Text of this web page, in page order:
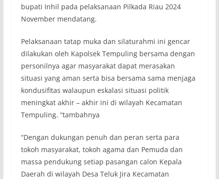
bupati Inhil pada pelaksanaan Pilkada Riau 2024
November mendatang.
Pelaksanaan tatap muka dan silaturahmi ini gencar
dilakukan oleh Kapolsek Tempuling bersama dengan
personilnya agar masyarakat dapat merasakan
situasi yang aman serta bisa bersama sama menjaga
kondusifitas walaupun eskalasi situasi politik
meningkat akhir – akhir ini di wilayah Kecamatan
Tempuling. “tambahnya
“Dengan dukungan penuh dan peran serta para
tokoh masyarakat, tokoh agama dan Pemuda dan
massa pendukung setiap pasangan calon Kepala
Daerah di wilayah Desa Teluk Jira Kecamatan